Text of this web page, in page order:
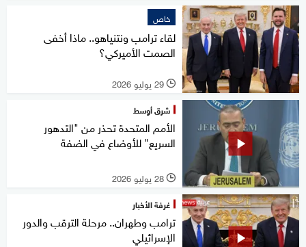
خاص
لقاء ترامب ونتنياهو.. ماذا أخفى
الصمت الأميركي؟
l 29 يوليو 2026
شرق أوسط
الأمم المتحدة تحذر من "التدهور
السريع" للأوضاع في الضفة
l 28 يوليو 2026
غرفة الأخبار
ترامب وطهران.. مرحلة الترقب والدور
الإسرائيلي